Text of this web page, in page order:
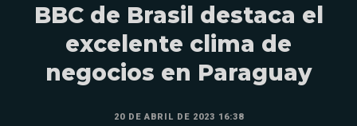
BBC de Brasil destaca el
excelente clima de
negocios en Paraguay
20 DE ABRIL DE 2023 16:38